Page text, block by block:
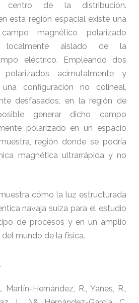
de la distribución.
esta región espacial existe una
magnético polarizado
localmente aislado de la
eléctrico. Empleando dos
polarizados acimutalmente y
configuración no colineal,
desfasados, en la región de
generar dicho campo
polarizado en un espacio
región donde se podría
magnética ultrarrápida y no
cómo la luz estructurada
navaja suiza para el estudio
de procesos y en un amplio
mundo de la física.
Martín-Hernández, R., Yanes, R.,